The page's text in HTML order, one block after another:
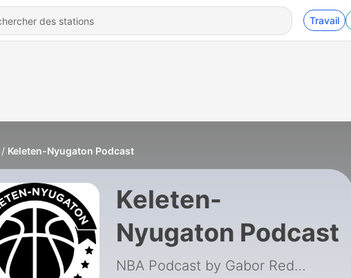
Travail
Keleten-Nyugaton Podcast
Keleten-
Nyugaton Podcast
NBA Podcast by Gabor Redai and Zoltan Zukaly